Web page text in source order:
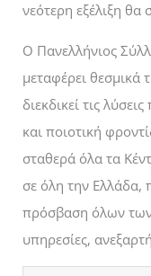
νεότερη εξέλιξη
Ο Πανελλήνιος
μεταφέρει
διεκδικεί τις
και ποιοτική
σταθερά όλα τα
σε όλη την Ελλάδα,
πρόσβαση όλων των
υπηρεσίες,